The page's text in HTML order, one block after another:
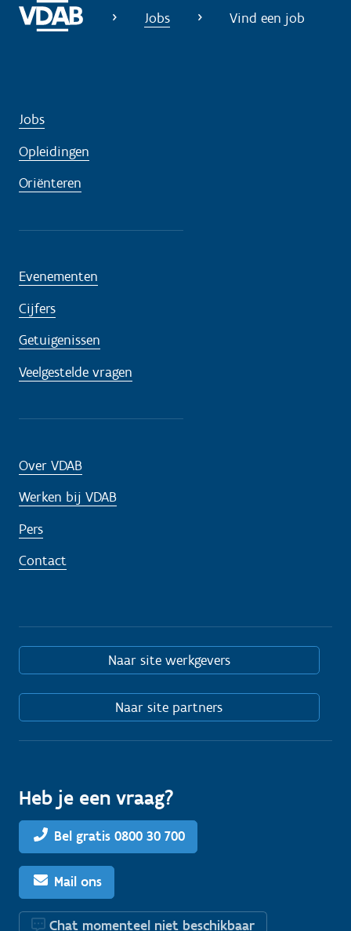
Jobs Vind een job
Jobs
Opleidingen
Oriënteren
Evenementen
Cijfers
Getuigenissen
Veelgestelde vragen
Over VDAB
Werken bij VDAB
Pers
Contact
Naar site werkgevers
Naar site partners
Heb je een vraag?
Bel gratis 0800 30 700
Mail ons
Chat momenteel niet beschikbaar